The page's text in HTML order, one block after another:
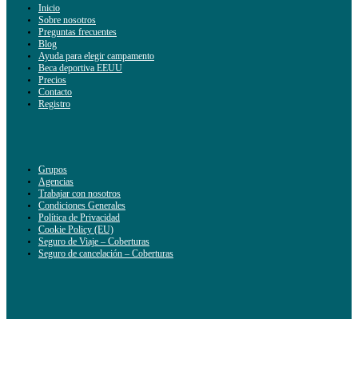
Inicio
Sobre nosotros
Preguntas frecuentes
Blog
Ayuda para elegir campamento
Beca deportiva EEUU
Precios
Contacto
Registro
Grupos
Agencias
Trabajar con nosotros
Condiciones Generales
Política de Privacidad
Cookie Policy (EU)
Seguro de Viaje – Coberturas
Seguro de cancelación – Coberturas